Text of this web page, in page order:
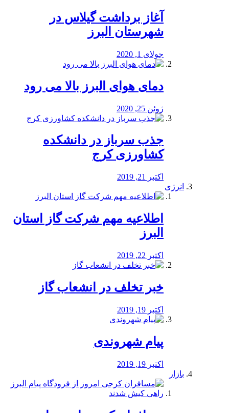
آغاز برداشت گیلاس در
شهرستان البرز
جولای 1, 2020
دمای هوای البرز بالا می رود
ژوئن 25, 2020
جذب سرباز در دانشکده
کشاورزی کرج
اکتبر 21, 2019
انرژی
️اطلاعیه مهم شرکت گاز استان
البرز
اکتبر 22, 2019
خبر تخلف در انشعاب گاز
اکتبر 19, 2019
پیام شهروندی
اکتبر 19, 2019
بازار